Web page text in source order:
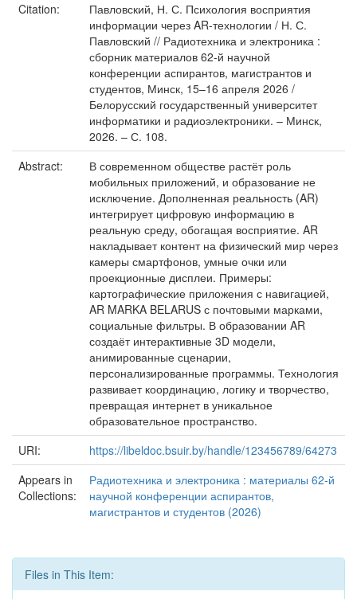
Citation:
Павловский, Н. С. Психология восприятия
информации через AR-технологии / Н. С.
Павловский // Радиотехника и электроника :
сборник материалов 62-й научной
конференции аспирантов, магистрантов и
студентов, Минск, 15–16 апреля 2026 /
Белорусский государственный университет
информатики и радиоэлектроники. – Минск,
2026. – С. 108.
Abstract:
В современном обществе растёт роль
мобильных приложений, и образование не
исключение. Дополненная реальность (AR)
интегрирует цифровую информацию в
реальную среду, обогащая восприятие. AR
накладывает контент на физический мир через
камеры смартфонов, умные очки или
проекционные дисплеи. Примеры:
картографические приложения с навигацией,
AR MARKA BELARUS с почтовыми марками,
социальные фильтры. В образовании AR
создаёт интерактивные 3D модели,
анимированные сценарии,
персонализированные программы. Технология
развивает координацию, логику и творчество,
превращая интернет в уникальное
образовательное пространство.
URI:
https://libeldoc.bsuir.by/handle/123456789/64273
Appears in
Collections:
Радиотехника и электроника : материалы 62-й
научной конференции аспирантов,
магистрантов и студентов (2026)
Files in This Item: